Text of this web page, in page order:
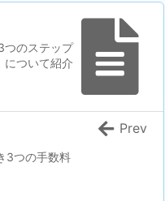
つのステップ
について紹介
3つの手数料
Prev